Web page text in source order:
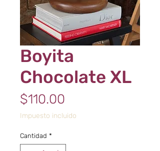
Boyita
Chocolate XL
$110.00
Impuesto incluido
Cantidad *